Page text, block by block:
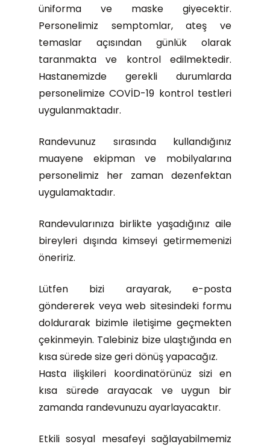
üniforma ve maske giyecektir.
Personelimiz semptomlar, ateş ve
temaslar açısından günlük olarak
taranmakta ve kontrol edilmektedir.
Hastanemizde gerekli durumlarda
personelimize COVİD-19 kontrol testleri
uygulanmaktadır.
Randevunuz sırasında kullandığınız
muayene ekipman ve mobilyalarına
personelimiz her zaman dezenfektan
uygulamaktadır.
Randevularınıza birlikte yaşadığınız aile
bireyleri dışında kimseyi getirmemenizi
öneririz.
Lütfen bizi arayarak, e-posta
göndererek veya web sitesindeki formu
doldurarak bizimle iletişime geçmekten
çekinmeyin. Talebiniz bize ulaştığında en
kısa sürede size geri dönüş yapacağız.
Hasta ilişkileri koordinatörünüz sizi en
kısa sürede arayacak ve uygun bir
zamanda randevunuzu ayarlayacaktır.
Etkili sosyal mesafeyi sağlayabilmemiz